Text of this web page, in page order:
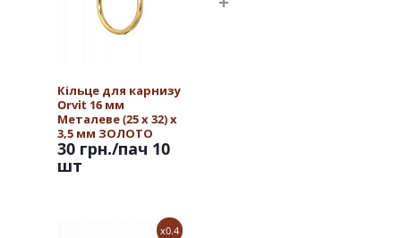
Кільце для карнизу
Orvit 16 мм
Металеве (25 х 32) х
3,5 мм ЗОЛОТО
30 грн./пач 10
шт
x0.4